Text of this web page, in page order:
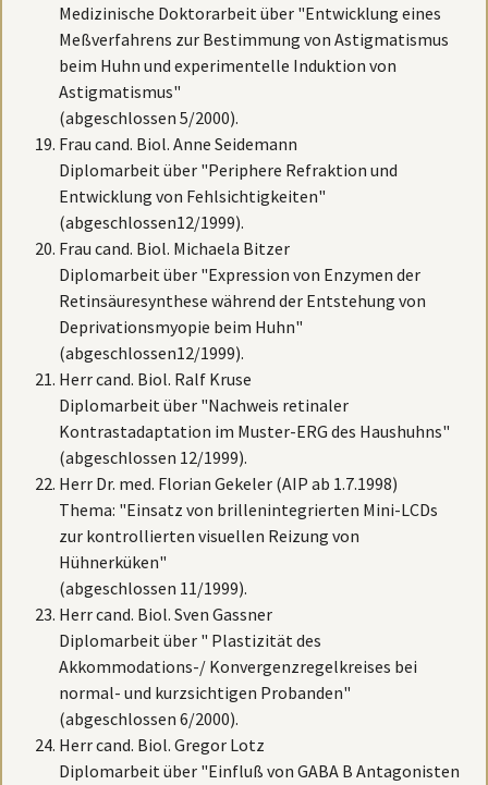
Medizinische Doktorarbeit über "Entwicklung eines
Meßverfahrens zur Bestimmung von Astigmatismus
beim Huhn und experimentelle Induktion von
Astigmatismus"
(abgeschlossen 5/2000).
Frau cand. Biol. Anne Seidemann
Diplomarbeit über "Periphere Refraktion und
Entwicklung von Fehlsichtigkeiten"
(abgeschlossen12/1999).
Frau cand. Biol. Michaela Bitzer
Diplomarbeit über "Expression von Enzymen der
Retinsäuresynthese während der Entstehung von
Deprivationsmyopie beim Huhn"
(abgeschlossen12/1999).
Herr cand. Biol. Ralf Kruse
Diplomarbeit über "Nachweis retinaler
Kontrastadaptation im Muster-ERG des Haushuhns"
(abgeschlossen 12/1999).
Herr Dr. med. Florian Gekeler (AIP ab 1.7.1998)
Thema: "Einsatz von brillenintegrierten Mini-LCDs
zur kontrollierten visuellen Reizung von
Hühnerküken"
(abgeschlossen 11/1999).
Herr cand. Biol. Sven Gassner
Diplomarbeit über " Plastizität des
Akkommodations-/ Konvergenzregelkreises bei
normal- und kurzsichtigen Probanden"
(abgeschlossen 6/2000).
Herr cand. Biol. Gregor Lotz
Diplomarbeit über "Einfluß von GABA B Antagonisten